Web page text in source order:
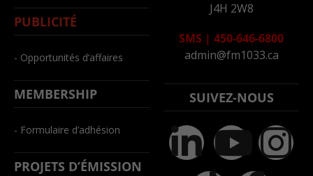
PUBLICITÉ
- Opportunités d’affaires
MEMBERSHIP
- Formulaire d’adhésion
PROJETS D’ÉMISSION
J4H 2W8
SMS | 450-646-6800
admin@fm1033.ca
SUIVEZ-NOUS